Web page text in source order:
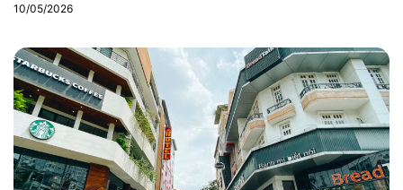
10/05/2026